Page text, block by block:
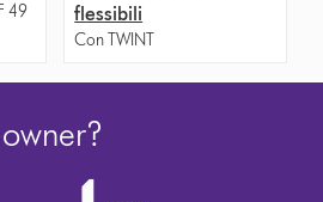
49
flessibili
Con TWINT